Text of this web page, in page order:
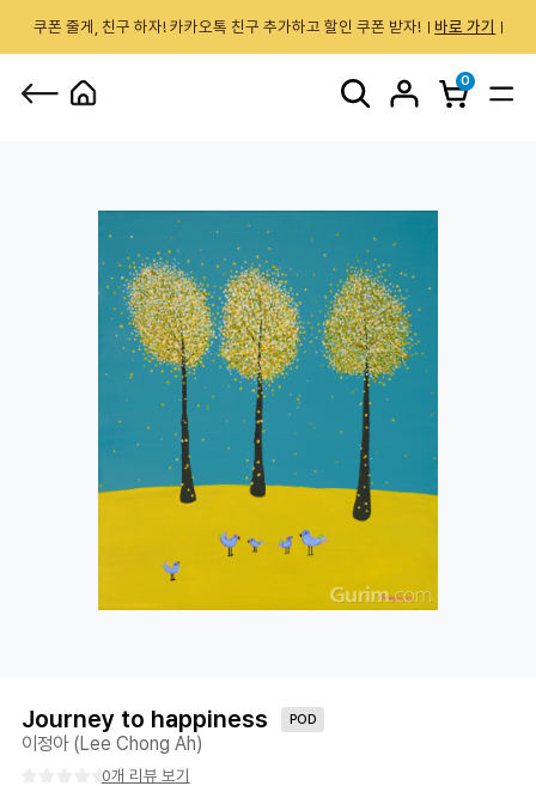
쿠폰 줄게, 친구 하자! 카카오톡 친구 추가하고 할인 쿠폰 받자! 바로 가기
0
Journey to happiness POD
이정아 (Lee Chong Ah)
0개 리뷰 보기